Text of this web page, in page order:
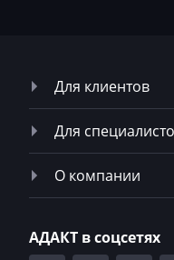
Solmec
Soueast
SsangYong
Steyr
Still
Для клиентов
Для
О компании
АДАКТ в соцсетях